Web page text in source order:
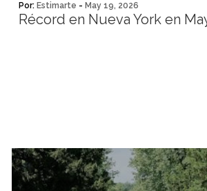
Por: Estimarte - May 19, 2026
Récord en Nueva York en